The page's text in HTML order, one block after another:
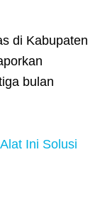
di Kabupaten
bulan
Ini Solusi